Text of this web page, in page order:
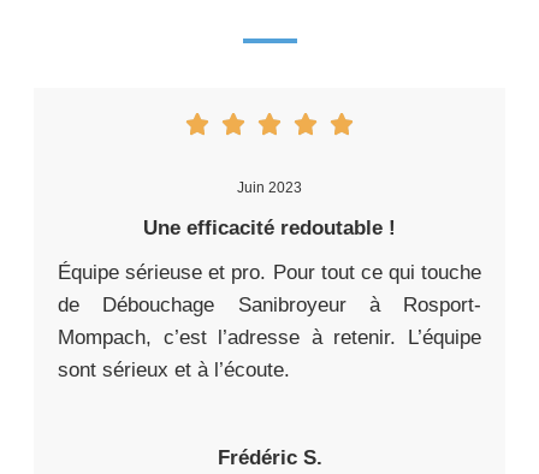
Juin 2023
Une efficacité redoutable !
Équipe sérieuse et pro. Pour tout ce qui touche
de Débouchage Sanibroyeur à Rosport-
Mompach, c’est l’adresse à retenir. L’équipe
sont sérieux et à l’écoute.
Frédéric S.